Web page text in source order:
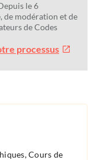
le 6
de modération et de
de Codes
processus
Cours de